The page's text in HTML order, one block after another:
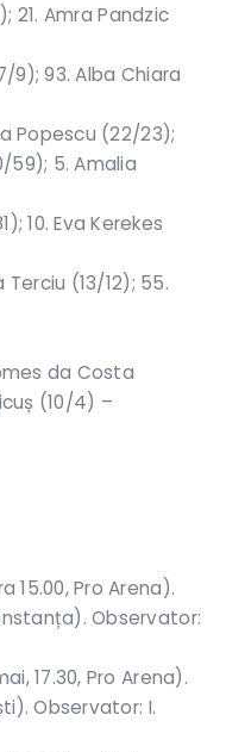
21. Amra Pandzic
9); 93. Alba Chiara
Popescu (22/23);
59); 5. Amalia
10. Eva Kerekes
(13/12); 55.
da Costa
(10/4) –
15.00, Pro Arena).
Observator:
17.30, Pro Arena).
Observator: I.